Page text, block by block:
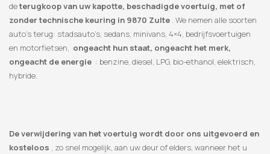
deterugkoop van uw kapotte, beschadigde voertuig, met of
zonder technische keuring in 9870 Zulte . We nemen alle soorten
auto’s terug: stadsauto’s, sedans, minivans, 4×4, bedrijfsvoertuigen
en motorfietsen, ongeacht hun staat, ongeacht het merk,
ongeacht de energie : benzine, diesel, LPG, bio-ethanol, elektrisch,
hybride.
De verwijdering van het voertuig wordt door ons uitgevoerd en
kosteloos , zo snel mogelijk, aan uw deur of elders, wanneer het u